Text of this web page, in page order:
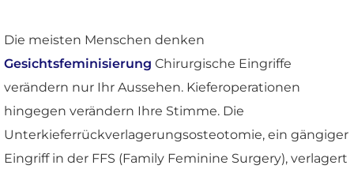
Die meisten Menschen denken
Gesichtsfeminisierung Chirurgische Eingriffe
verändern nur Ihr Aussehen. Kieferoperationen
hingegen verändern Ihre Stimme. Die
Unterkieferrückverlagerungsosteotomie, ein gängiger
Eingriff in der FFS (Family Feminine Surgery), verlagert